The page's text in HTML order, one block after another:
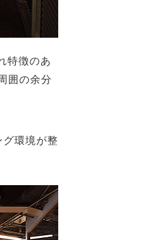
特徴のあ
囲の余分
環境が整